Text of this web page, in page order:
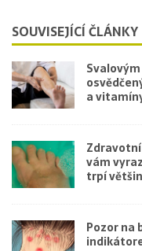
SOUVISEJÍCÍ ČLÁNKY
a
vám
trpí
Pozor na